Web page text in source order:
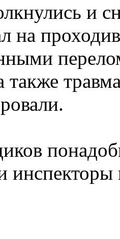
и
на
также